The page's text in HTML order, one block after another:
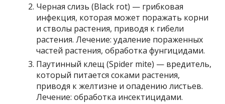
Черная слизь (Black rot) — грибковая
инфекция, которая может поражать корни
и стволы растения, приводя к гибели
растения. Лечение: удаление пораженных
частей растения, обработка фунгицидами.
Паутинный клещ (Spider mite) — вредитель,
который питается соками растения,
приводя к желтизне и опадению листьев.
Лечение: обработка инсектицидами.